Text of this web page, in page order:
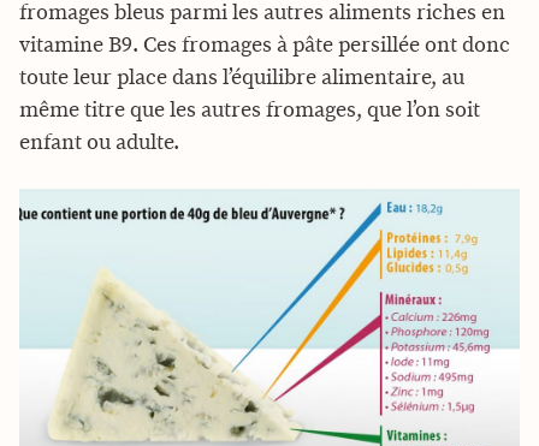
fromages bleus parmi les autres aliments riches en
vitamine B9. Ces fromages à pâte persillée ont donc
toute leur place dans l’équilibre alimentaire, au
même titre que les autres fromages, que l’on soit
enfant ou adulte.